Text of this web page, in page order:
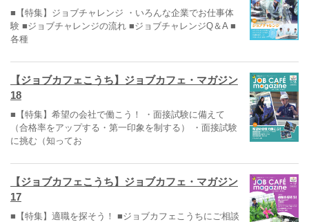
■【特集】ジョブチャレンジ ・いろんな企業でお仕事体
験 ■ジョブチャレンジの流れ ■ジョブチャレンジQ＆A ■
各種
【ジョブカフェこうち】ジョブカフェ・マガジン
18
■【特集】希望の会社で働こう！ ・面接試験に備えて
（合格率をアップする・第一印象を制する） ・面接試験
に挑む（知ってお
【ジョブカフェこうち】ジョブカフェ・マガジン
17
■【特集】適職を探そう！ ■ジョブカフェこうちにご相談